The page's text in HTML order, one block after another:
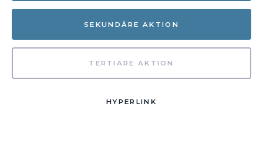
SEKUNDÄRE AKTION
TERTIÄRE AKTION
HYPERLINK